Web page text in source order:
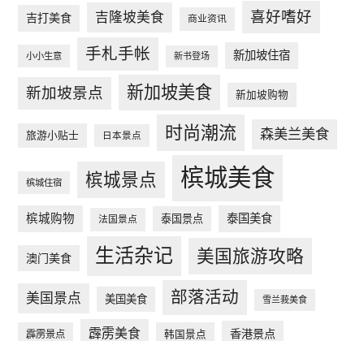
吉打美食 吉隆坡美食 商业资讯 喜好嗜好
小小生意 手札手帐 新书登场 新加坡住宿
新加坡景点 新加坡美食 新加坡购物
旅游小贴士 日本景点 时尚潮流 森美兰美食
槟城住宿 槟城景点 槟城美食
槟城购物 法国景点 泰国景点 泰国美食
澳门美食 生活杂记 美国旅游攻略
美国景点 美国美食 部落活动 雪兰莪美食
霹雳景点 霹雳美食 韩国景点 香港景点